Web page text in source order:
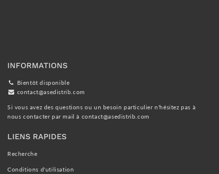
INFORMATIONS
Bientôt disponible
contact@asedistrib.com
Si vous avez des questions ou un besoin particulier n'hésitez pas à
nous contacter par mail à contact@asedistrib.com
LIENS RAPIDES
Recherche
Conditions d'utilisation